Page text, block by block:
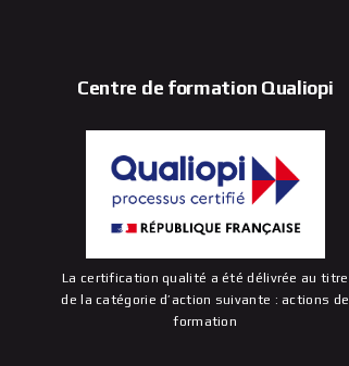
Centre de formation Qualiopi
La certification qualité a été délivrée au titre
de la catégorie d’action suivante : actions de
formation